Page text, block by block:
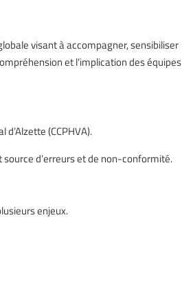
visant à accompagner, sensibiliser
et l’implication des équipes
(CCPHVA).
d’erreurs et de non-conformité.
enjeux.